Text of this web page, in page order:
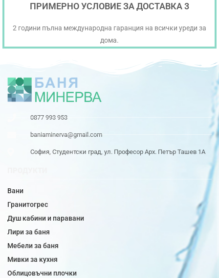
ПРИМЕРНО УСЛОВИЕ ЗА ДОСТАВКА 3
2 години пълна международна гаранция на всички уреди за
дома.
0877 993 953
baniaminerva@gmail.com
София, Студентски град, ул. Професор Арх. Петър Ташев 1А
Вани
Гранитогрес
Душ кабини и паравани
Лири за баня
Мебели за баня
Мивки за кухня
Облицовъчни плочки